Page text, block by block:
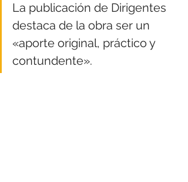
La publicación de Dirigentes
destaca de la obra ser un
«aporte original, práctico y
contundente».